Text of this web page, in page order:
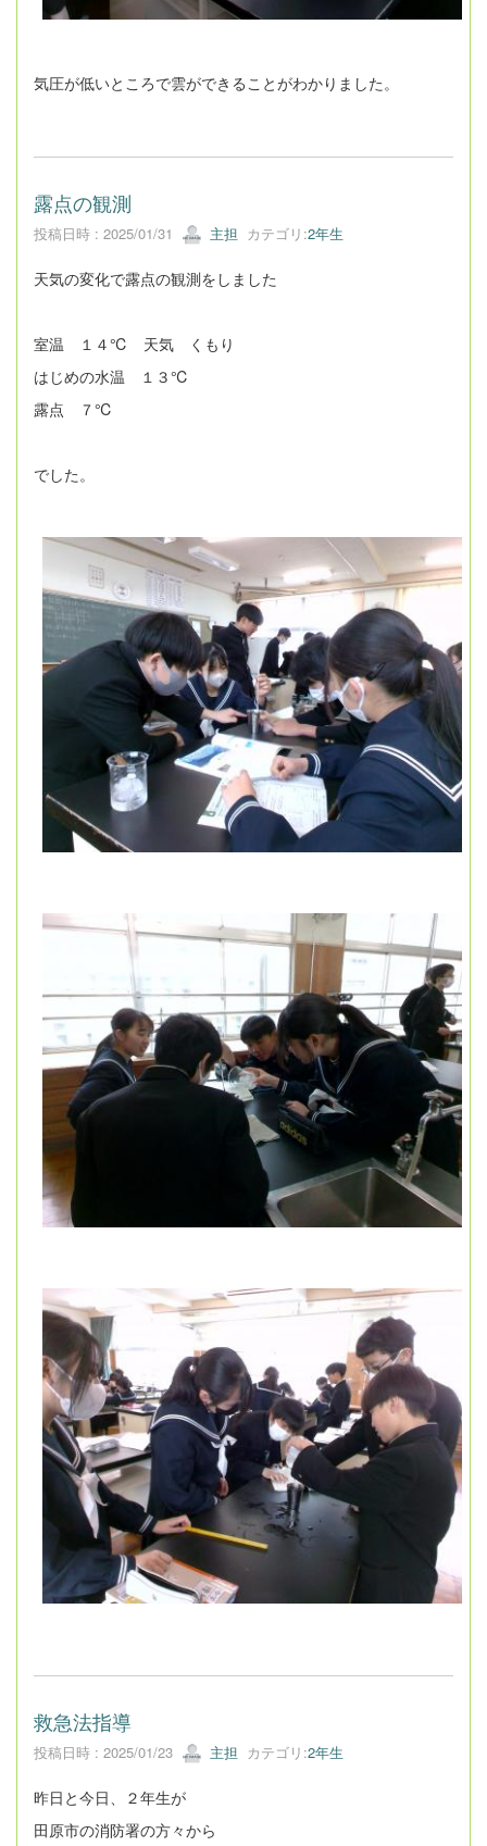
気圧が低いところで雲ができることがわかりました。
露点の観測
投稿日時 : 2025/01/31 主担 カテゴリ:2年生
天気の変化で露点の観測をしました
室温 １４℃ 天気 くもり
はじめの水温 １３℃
露点 ７℃
でした。
救急法指導
投稿日時 : 2025/01/23 主担 カテゴリ:2年生
昨日と今日、２年生が
田原市の消防署の方々から